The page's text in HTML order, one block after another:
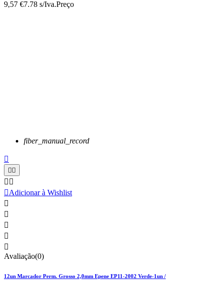
9,57 €7.78 s/Iva.Preço
fiber_manual_record


 
Adicionar à Wishlist





Avaliação(0)
12un Marcador Perm. Grosso 2,0mm Epene EP11-2002 Verde-1un /